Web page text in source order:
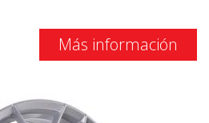
Más información